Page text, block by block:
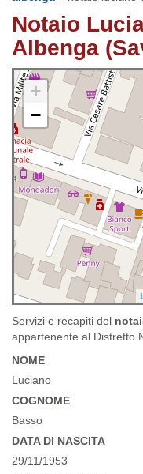
Notaio
Albenga
+
−
Servizi e recapiti del
appartenente al Distretto
NOME
Luciano
COGNOME
Basso
DATA DI NASCITA
29/11/1953